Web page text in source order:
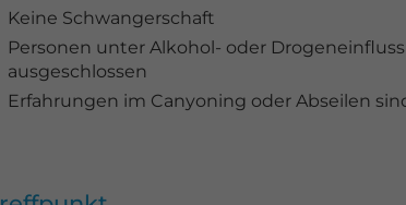
Keine Schwangerschaft
Personen unter Alkohol- oder
ausgeschlossen
Erfahrungen im Canyoning oder Abseilen